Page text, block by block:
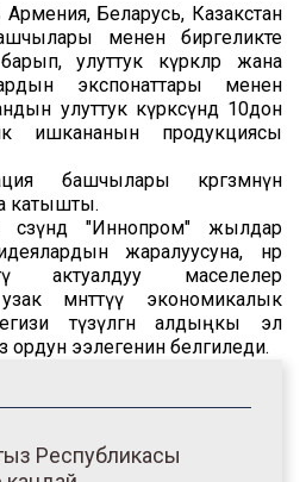
Беларусь, Казакстан
менен биргеликте
улуттук күркөлөр жана
экспонаттары менен
улуттук күркөсүндө 10дон
ишкананын продукциясы
башчылары көргөзмөнүн
катышты.
"Иннопром" жылдар
жаралуусуна, өнөр
актуалдуу маселелер
мөөнөттүү экономикалык
түзүлгөн алдыңкы эл
ордун ээлегенин белгиледи.
Республикасы